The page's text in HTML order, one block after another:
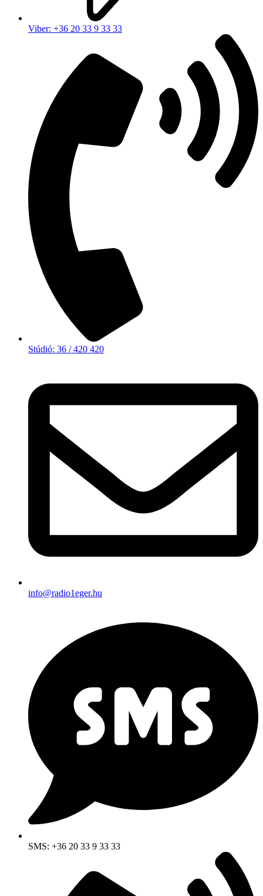
Viber: +36 20 33 9 33 33
Stúdió: 36 / 420 420
info@radio1eger.hu
SMS: +36 20 33 9 33 33